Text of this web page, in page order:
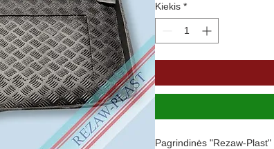
Kiekis *
Pagrindinės "Rezaw-